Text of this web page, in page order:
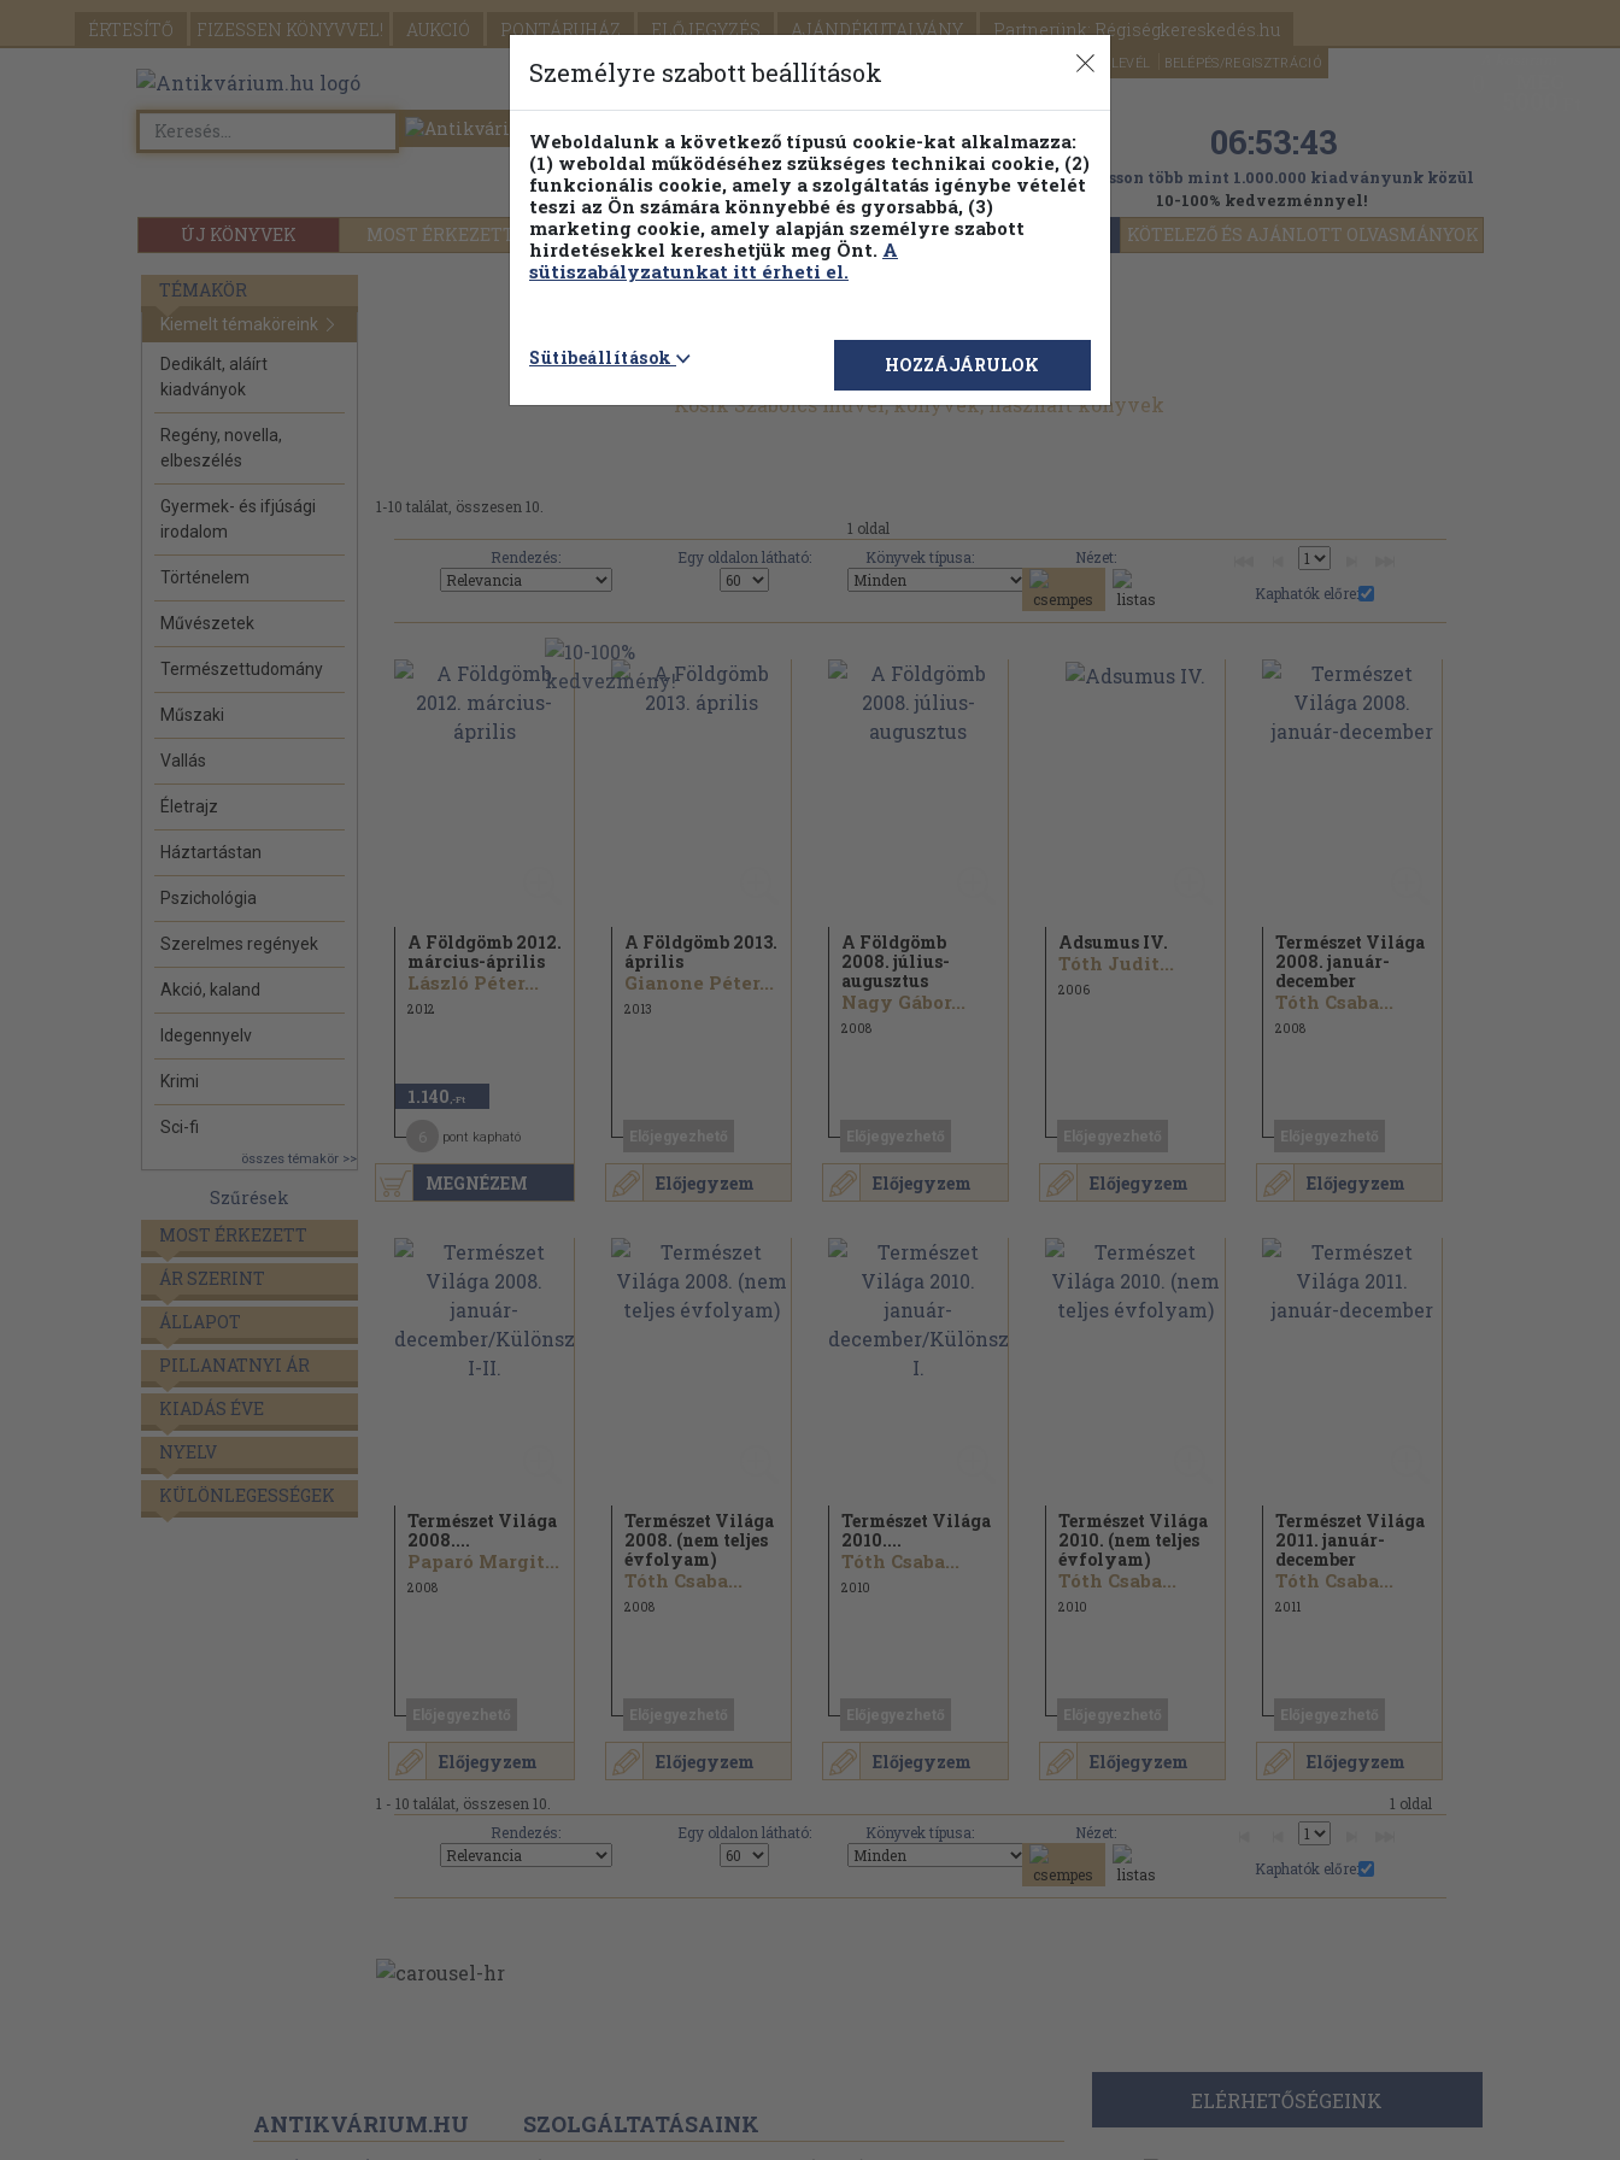
ÉRTESÍTŐ FIZESSEN KÖNYVVEL! AUKCIÓ PONTÁRUHÁZ ELŐJEGYZÉS AJÁNDÉKUTALVÁNY Partnerünk: Régiségkereskedés.hu
SEGÍTSÉG HÍRLEVÉL BELÉPÉS/REGISZTRÁCIÓ
ÚJ KÖNYVEK MOST ÉRKEZETT PILLANATNYI ÁRAINK FENNTARTHATÓ OLVASMÁNYOK KÖTELEZŐ ÉS AJÁNLOTT OLVASMÁNYOK
Részletes kereső Témaköri fa 06:53:42
Válogasson több mint 1.000.000 kiadványunk közül
10-100% kedvezménnyel!
TÉMAKÖR
Kiemelt témaköreink
Dedikált, aláírt
kiadványok
Regény, novella,
elbeszélés
Gyermek- és ifjúsági
irodalom
Történelem
Művészetek
Természettudomány
Műszaki
Vallás
Életrajz
Háztartástan
Pszichológia
Szerelmes regények
Akció, kaland
Idegennyelv
Krimi
Sci-fi
összes témakör >>
Szűrések
MOST ÉRKEZETT
ÁR SZERINT
ÁLLAPOT
PILLANATNYI ÁR
KIADÁS ÉVE
NYELV
KÜLÖNLEGESSÉGEK
Kósik Szabolcs művei, könyvek, használt könyvek
1-10 találat, összesen 10.
1 oldal
Rendezés:
Egy oldalon látható: Könyvek típusa:
Nézet:
Kaphatók előre:
MEGNÉZEM
A Földgömb 2012.
március-április
László Péter...
2012
1.140 ,-Ft
pont kapható
Előjegyzem
A Földgömb 2013.
április
Gianone Péter...
2013
Előjegyzem
A Földgömb
2008. július-
augusztus
Nagy Gábor...
2008
Előjegyzem
Adsumus IV.
Tóth Judit...
2006
Előjegyzem
Természet Világa
2008. január-
december
Tóth Csaba...
2008
Előjegyzem
Természet Világa
2008....
Paparó Margit...
2008
Előjegyzem
Természet Világa
2008. (nem teljes
évfolyam)
Tóth Csaba...
2008
Előjegyzem
Természet Világa
2010....
Tóth Csaba...
2010
Előjegyzem
Természet Világa
2010. (nem teljes
évfolyam)
Tóth Csaba...
2010
Előjegyzem
Természet Világa
2011. január-
december
Tóth Csaba...
2011
1 - 10 találat, összesen 10.
1 oldal
Rendezés:
Egy oldalon látható: Könyvek típusa:
Nézet:
Kaphatók előre:
ANTIKVÁRIUM.HU SZOLGÁLTATÁSAINK
ELÉRHETŐSÉGEINK
Személyre szabott beállítások
Weboldalunk a következő típusú cookie-kat alkalmazza:
(1) weboldal működéséhez szükséges technikai cookie, (2)
funkcionális cookie, amely a szolgáltatás igénybe vételét
teszi az Ön számára könnyebbé és gyorsabbá, (3)
marketing cookie, amely alapján személyre szabott
hirdetésekkel kereshetjük meg Önt. A
sütiszabályzatunkat itt érheti el.
Sütibeállítások HOZZÁJÁRULOK